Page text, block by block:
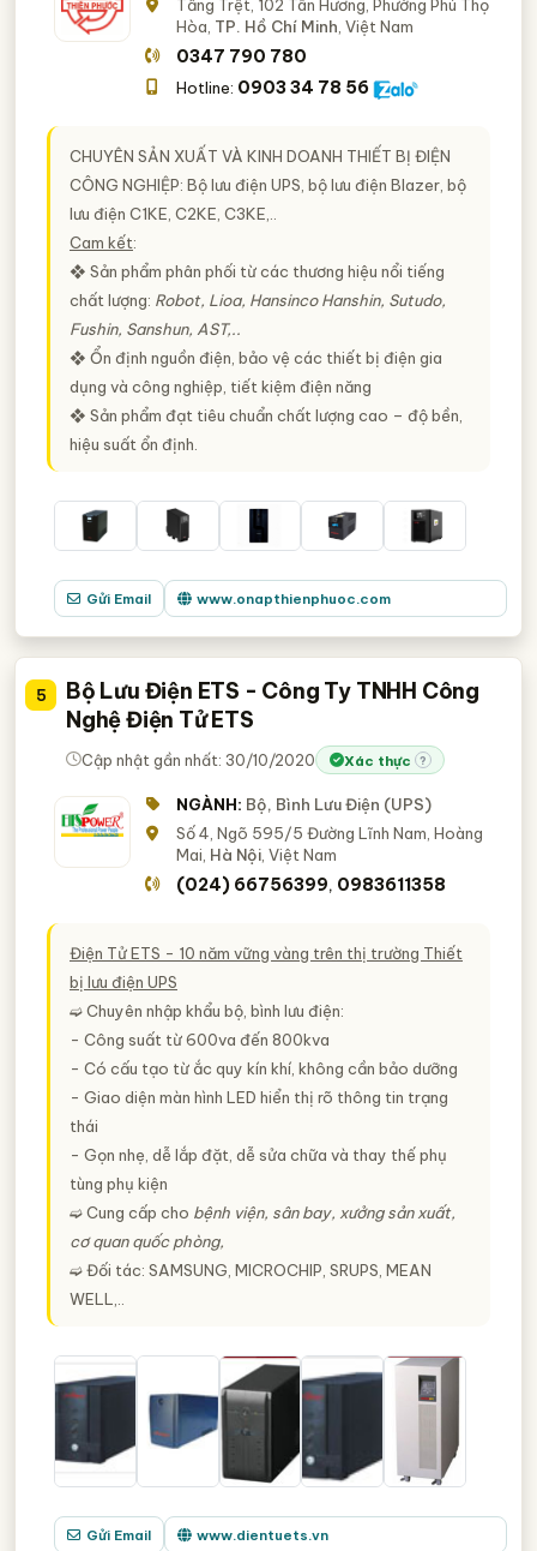
Tầng Trệt, 102 Tân Hương, Phường Phú Thọ
Hòa, TP. Hồ Chí Minh , Việt Nam
0347 790 780
Hotline: 0903 34 78 56
CHUYÊN SẢN XUẤT VÀ KINH DOANH THIẾT BỊ ĐIỆN
CÔNG NGHIỆP: Bộ lưu điện UPS, bộ lưu điện Blazer, bộ
lưu điện C1KE, C2KE, C3KE,..
Cam kết:
❖ Sản phẩm phân phối từ các thương hiệu nổi tiếng
chất lượng: Robot, Lioa, Hansinco Hanshin, Sutudo,
Fushin, Sanshun, AST,..
❖ Ổn định nguồn điện, bảo vệ các thiết bị điện gia
dụng và công nghiệp, tiết kiệm điện năng
❖ Sản phẩm đạt tiêu chuẩn chất lượng cao – độ bền,
hiệu suất ổn định.
Gửi Email www.onapthienphuoc.com
5
Bộ Lưu Điện ETS - Công Ty TNHH Công
Nghệ Điện Tử ETS
Cập nhật gần nhất: 30/10/2020 Xác thực ?
NGÀNH: Bộ, Bình Lưu Điện (UPS)
Số 4, Ngõ 595/5 Đường Lĩnh Nam, Hoàng
Mai, Hà Nội , Việt Nam
(024) 66756399, 0983611358
Điện Tử ETS - 10 năm vững vàng trên thị trường Thiết
bị lưu điện UPS
➫ Chuyên nhập khẩu bộ, bình lưu điện:
- Công suất từ 600va đến 800kva
- Có cấu tạo từ ắc quy kín khí, không cần bảo dưỡng
- Giao diện màn hình LED hiển thị rõ thông tin trạng
thái
- Gọn nhẹ, dễ lắp đặt, dễ sửa chữa và thay thế phụ
tùng phụ kiện
➫ Cung cấp cho bệnh viện, sân bay, xưởng sản xuất,
cơ quan quốc phòng,
➫ Đối tác: SAMSUNG, MICROCHIP, SRUPS, MEAN
WELL,..
Gửi Email www.dientuets.vn